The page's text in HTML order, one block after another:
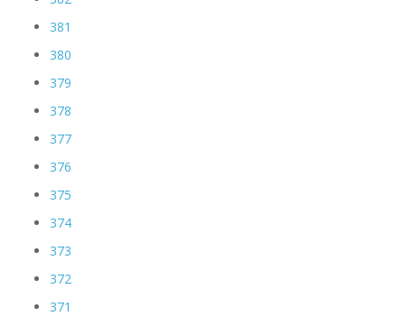
381
380
379
378
377
376
375
374
373
372
371